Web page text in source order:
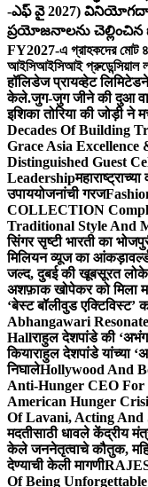
-ఎఫ్ వై 2027)
ప్రయోజనాలను చెల్లించిన
FY2027-এ গ্রাহকদের মোট
আইসিআইসিআই প্রুডেন্সিয়াল
हॉलिडेज प्रायव्हेट
केले.जुग-जुग जीने की दुआ
इशिका तोरिया की जोड़ी ने
Decades Of Building
Grace Asia Excellence
Distinguished Guest
Leadership
उपाययोजनांची गरज
COLLECTION
Traditional Style And
सिंगर सृष्टी भारती का
मिलियन व्यूज का आंकड़ा
जल्द, दुबई की खूबसूरत
अशफ़ाक खोपेकर को मिला
‘बेस्ट बॉलीवुड एक्टिविस्ट’
Abhangawari
Hallराहुल देशपांडे की
कियाराहुल देशपांडे यांच्या
निघालेHollywood And
Anti-Hunger CEO For
American Hunger
Of Lavani, Acting And
मदतीसाठी धावले केंद्रीय
केले जननेतृत्वाचे कौतुक,
देण्याची केली मागणी
Of Being